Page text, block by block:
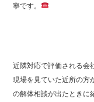
寧です。
近隣対応で評価される会
現場を見ていた近所の方
の解体相談が出たときに